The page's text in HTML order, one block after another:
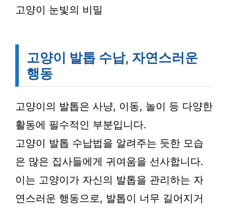
고양이 눈빛의 비밀
고양이 발톱 수납, 자연스러운
행동
고양이의 발톱은 사냥, 이동, 놀이 등 다양한
활동에 필수적인 부분입니다.
고양이 발톱 수납법을 알려주는 듯한 모습
은 많은 집사들에게 귀여움을 선사합니다.
이는 고양이가 자신의 발톱을 관리하는 자
연스러운 행동으로, 발톱이 너무 길어지거